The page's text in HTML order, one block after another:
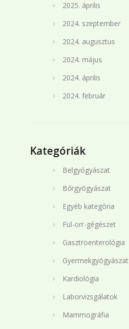
2025. április
2024. szeptember
2024. augusztus
2024. május
2024. április
2024. február
Kategóriák
Belgyógyászat
Bőrgyógyászat
Egyéb kategória
Fül-orr-gégészet
Gasztroenterológia
Gyermekgyógyászat
Kardiológia
Laborvizsgálatok
Mammográfia